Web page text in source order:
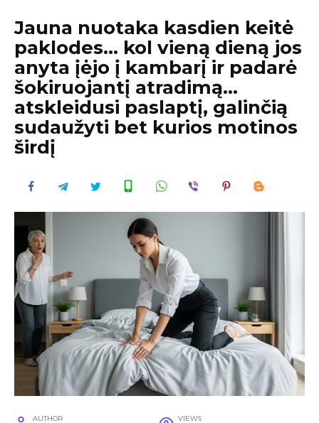
Jauna nuotaka kasdien keitė
paklodes… kol vieną dieną jos
anyta įėjo į kambarį ir padarė
šokiruojantį atradimą…
atskleidusi paslaptį, galinčią
sudaužyti bet kurios motinos
širdį
AUTHOR VIEWS